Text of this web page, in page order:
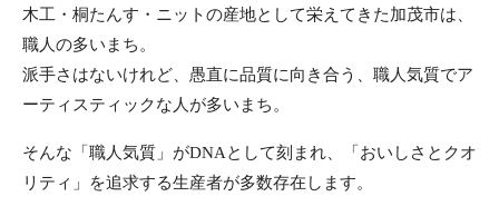
木工・桐たんす・ニットの産地として栄えてきた加茂市は、
職人の多いまち。
派手さはないけれど、愚直に品質に向き合う、職人気質でア
ーティスティックな人が多いまち。
そんな「職人気質」がDNAとして刻まれ、
「おいしさとクオ
リティ」を追求する生産者が多数存在します。